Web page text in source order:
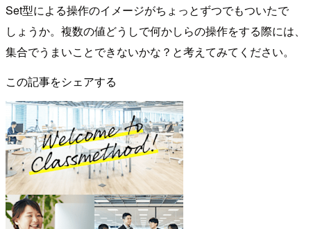
Set型による操作のイメージがちょっとずつでもついたで
しょうか。複数の値どうしで何かしらの操作をする際には、
集合でうまいことできないかな？と考えてみてください。
この記事をシェアする